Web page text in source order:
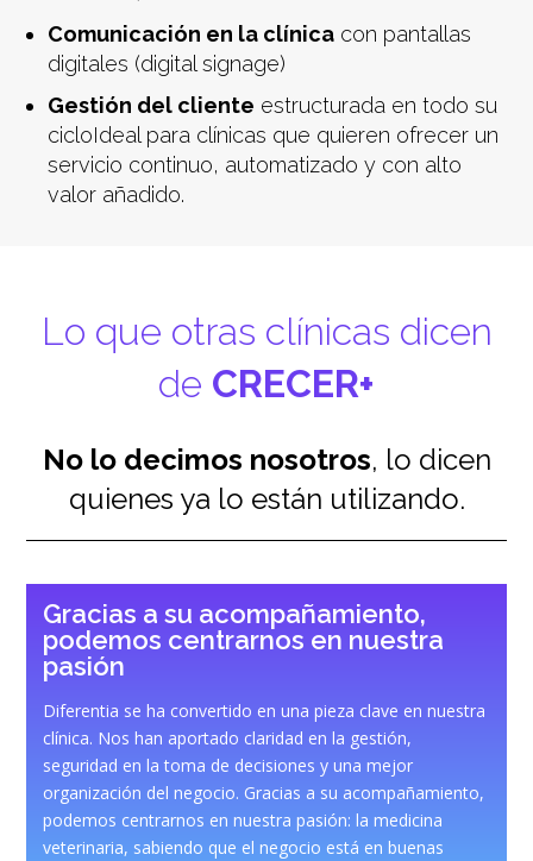
Comunicación en la clínica con pantallas
digitales (digital signage)
Gestión del cliente estructurada en todo su
cicloIdeal para clínicas que quieren ofrecer un
servicio continuo, automatizado y con alto
valor añadido.
Lo que otras clínicas dicen
de CRECER+
No lo decimos nosotros, lo dicen
quienes ya lo están utilizando.
Gracias a su acompañamiento,
podemos centrarnos en nuestra
pasión
Diferentia se ha convertido en una pieza clave en nuestra
clínica. Nos han aportado claridad en la gestión,
seguridad en la toma de decisiones y una mejor
organización del negocio. Gracias a su acompañamiento,
podemos centrarnos en nuestra pasión: la medicina
veterinaria, sabiendo que el negocio está en buenas